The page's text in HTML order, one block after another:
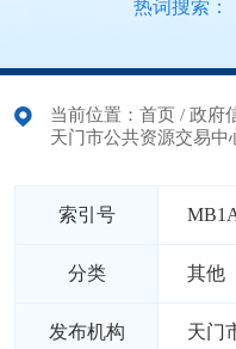
热词搜索：
当前位置： 首页 / 政府
天门市公共资源交易中
索引号
分类 其他
发布机构 天门